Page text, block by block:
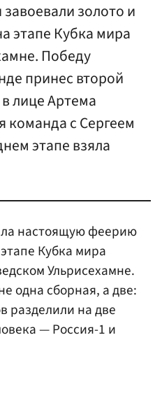
золото и
этапе Кубка мира
Победу
принес второй
лице Артема
команда с Сергеем
этапе взяла
настоящую феерию
Кубка мира
Ульрисехамне.
одна сборная, а две:
разделили на две
— Россия-1 и